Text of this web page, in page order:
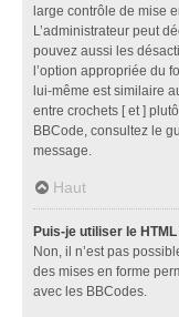
large contrôle de mise
L’administrateur peut
pouvez aussi les
l’option appropriée du
lui-même est similaire
entre crochets [ et ]
BBCode, consultez le
message.
Haut
Puis-je utiliser le HTML
Non, il n’est pas
des mises en forme
avec les BBCodes.